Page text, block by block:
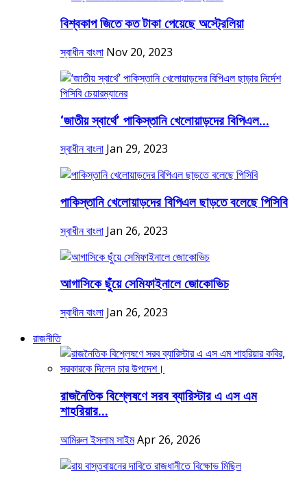
বিশ্বকাপ জিতে কত টাকা পেয়েছে অস্ট্রেলিয়া
স্বাধীন বাংলা Nov 20, 2023
‘জাতীয় স্বার্থে’ পাকিস্তানি খেলোয়াড়দের বিপিএল...
স্বাধীন বাংলা Jan 29, 2023
পাকিস্তানি খেলোয়াড়দের বিপিএল ছাড়তে বলেছে পিসিবি
স্বাধীন বাংলা Jan 26, 2023
আগাসিকে ছুঁয়ে সেমিফাইনালে জোকোভিচ
স্বাধীন বাংলা Jan 26, 2023
রাজনীতি
রাজনৈতিক বিশ্লেষণে সরব ব্যারিস্টার এ এস এম
শাহরিয়ার...
আমিরুল ইসলাম সাইমApr 26, 2026